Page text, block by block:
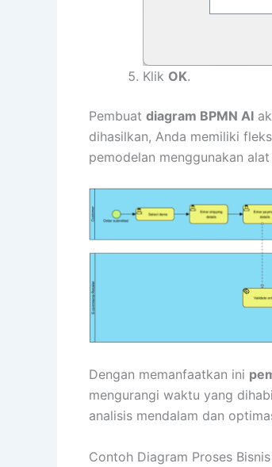
Klik OK.
Pembuat diagram BPMN AI
dihasilkan, Anda memiliki
pemodelan menggunakan
Dengan memanfaatkan ini
mengurangi waktu yang
analisis mendalam dan
Contoh Diagram Proses